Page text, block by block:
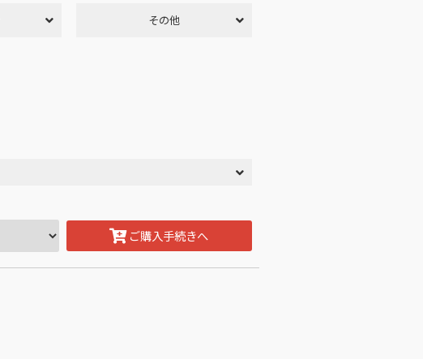
その他
ご購入手続きへ